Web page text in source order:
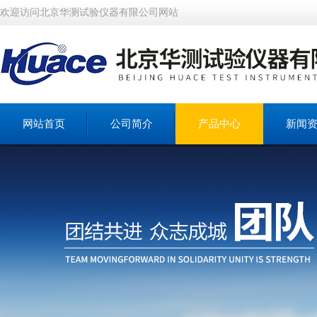
欢迎访问北京华测试验仪器有限公司网站
网站首页 公司简介 产品中心 新闻